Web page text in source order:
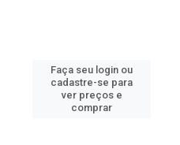
Faça seu login ou
cadastre-se para
ver preços e
comprar